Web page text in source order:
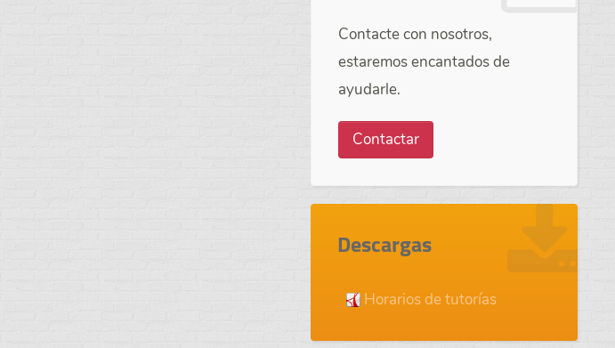
Contacte con nosotros,
estaremos encantados de
ayudarle.
Contactar
Descargas
Horarios de tutorías